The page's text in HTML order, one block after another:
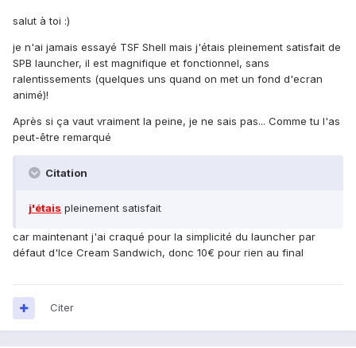
salut à toi :)
je n'ai jamais essayé TSF Shell mais j'étais pleinement satisfait de
SPB launcher, il est magnifique et fonctionnel, sans
ralentissements (quelques uns quand on met un fond d'ecran
animé)!
Après si ça vaut vraiment la peine, je ne sais pas... Comme tu l'as
peut-être remarqué
Citation
j'étais pleinement satisfait
car maintenant j'ai craqué pour la simplicité du launcher par
défaut d'Ice Cream Sandwich, donc 10€ pour rien au final
Citer